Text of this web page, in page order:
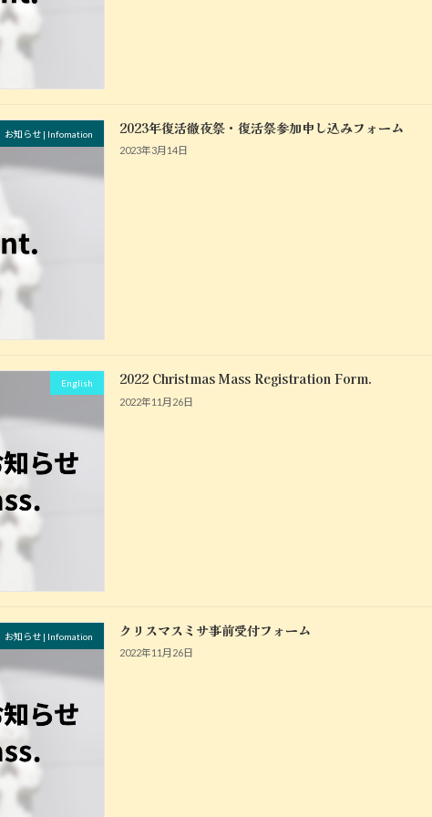
お知らせ | Infomation 2023年復活徹夜祭・復活祭参加申し込みフォーム
2023年3月14日
English 2022 Christmas Mass Registration Form.
2022年11月26日
お知らせ | Infomation クリスマスミサ事前受付フォーム
2022年11月26日